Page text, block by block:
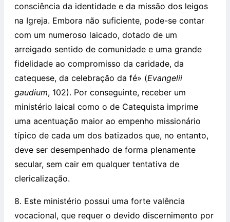
consciência da identidade e da missão dos leigos
na Igreja. Embora não suficiente, pode-se contar
com um numeroso laicado, dotado de um
arreigado sentido de comunidade e uma grande
fidelidade ao compromisso da caridade, da
catequese, da celebração da fé» (Evangelii
gaudium, 102). Por conseguinte, receber um
ministério laical como o de Catequista imprime
uma acentuação maior ao empenho missionário
típico de cada um dos batizados que, no entanto,
deve ser desempenhado de forma plenamente
secular, sem cair em qualquer tentativa de
clericalização.
8. Este ministério possui uma forte valência
vocacional, que requer o devido discernimento por